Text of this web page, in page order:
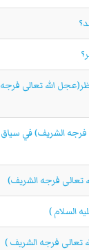
الله تعالى فرجه
فرجه الشريف) في سياق
تعالی فرجه الشریف)
السلام )
تعالی فرجه الشریف )